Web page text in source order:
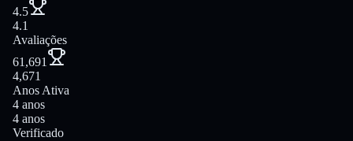
4.5
4.1
Avaliações
61,691
4,671
Anos Ativa
4 anos
4 anos
Verificado